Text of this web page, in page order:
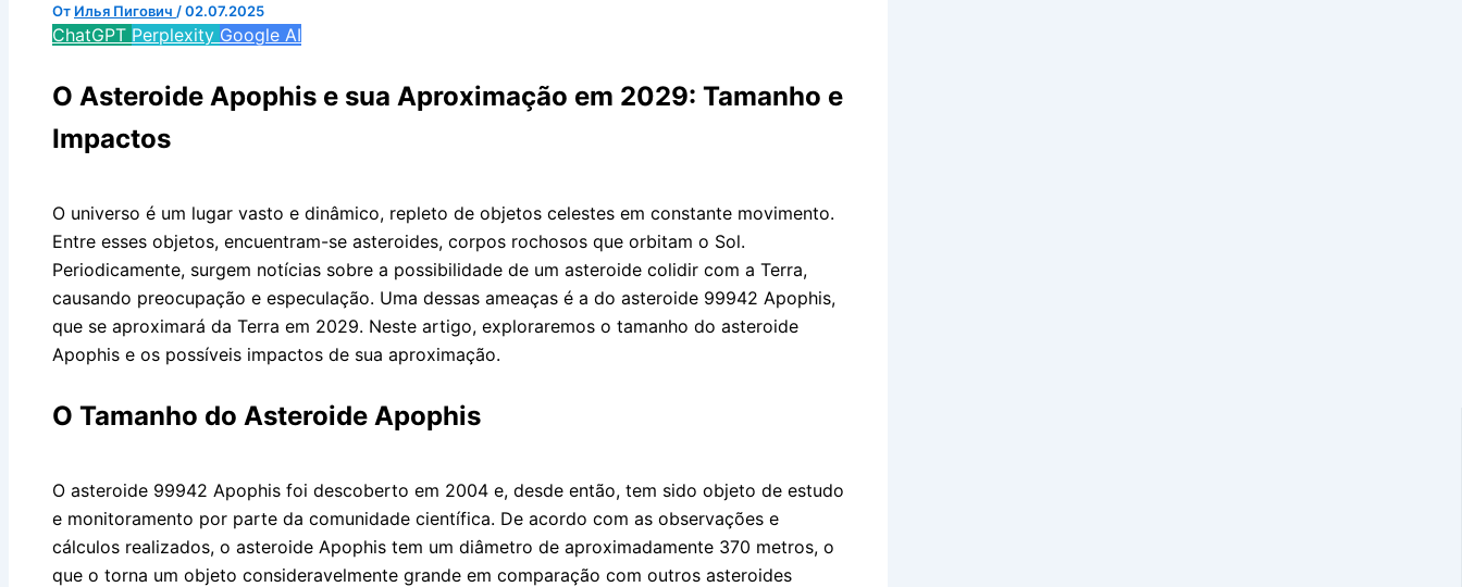
От Илья Пигович /02.07.2025
ChatGPT Perplexity Google AI
O Asteroide Apophis e sua Aproximação em 2029: Tamanho e
Impactos
O universo é um lugar vasto e dinâmico, repleto de objetos celestes em constante movimento.
Entre esses objetos, encuentram-se asteroides, corpos rochosos que orbitam o Sol.
Periodicamente, surgem notícias sobre a possibilidade de um asteroide colidir com a Terra,
causando preocupação e especulação. Uma dessas ameaças é a do asteroide 99942 Apophis,
que se aproximará da Terra em 2029. Neste artigo, exploraremos o tamanho do asteroide
Apophis e os possíveis impactos de sua aproximação.
O Tamanho do Asteroide Apophis
O asteroide 99942 Apophis foi descoberto em 2004 e, desde então, tem sido objeto de estudo
e monitoramento por parte da comunidade científica. De acordo com as observações e
cálculos realizados, o asteroide Apophis tem um diâmetro de aproximadamente 370 metros, o
que o torna um objeto consideravelmente grande em comparação com outros asteroides